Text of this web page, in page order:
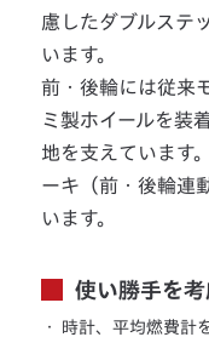
慮したダブルステ
います。
前・後輪には従来
ミ製ホイールを装
地を支えています
ーキ（前・後輪連
います。
使い勝手を
・
時計、平均燃費計